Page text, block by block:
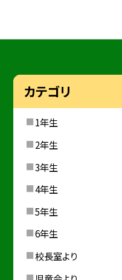
カテゴリ
1年生
2年生
3年生
4年生
5年生
6年生
校長室より